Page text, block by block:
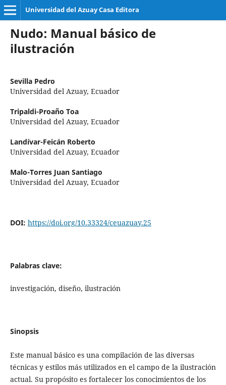
Universidad del Azuay Casa Editora
Nudo: Manual básico de
ilustración
Sevilla Pedro
Universidad del Azuay, Ecuador
Tripaldi-Proaño Toa
Universidad del Azuay, Ecuador
Landívar-Feicán Roberto
Universidad del Azuay, Ecuador
Malo-Torres Juan Santiago
Universidad del Azuay, Ecuador
DOI: https://doi.org/10.33324/ceuazuay.25
Palabras clave:
investigación, diseño, ilustración
Sinopsis
Este manual básico es una compilación de las diversas
técnicas y estilos más utilizados en el campo de la ilustración
actual. Su propósito es fortalecer los conocimientos de los